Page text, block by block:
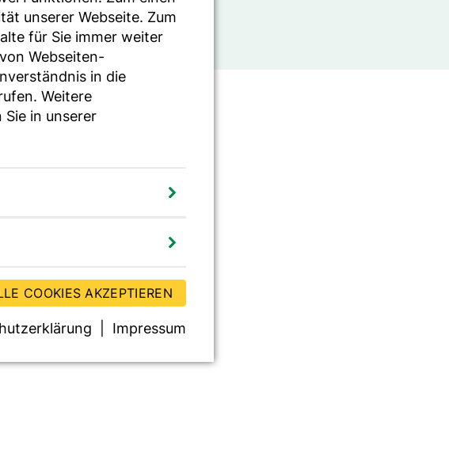
unserer Webseite. Zum
für Sie immer weiter
Webseiten-
in die
Weitere
in unserer
COOKIES AKZEPTIEREN
Impressum